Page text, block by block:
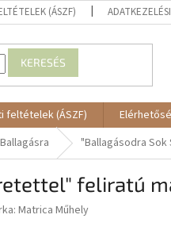
(ÁSZF)
KERESÉS
feltételek (ÁSZF)
"Ballagásodra
feliratú
Matrica Műhely